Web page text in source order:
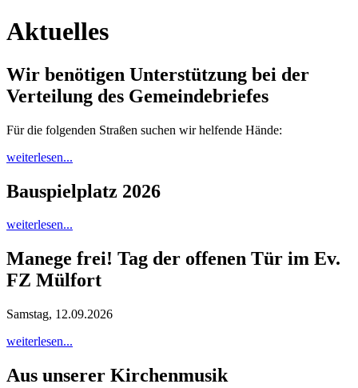
Aktuelles
Wir benötigen Unterstützung bei der
Verteilung des Gemeindebriefes
Für die folgenden Straßen suchen wir helfende Hände:
weiterlesen...
Bauspielplatz 2026
weiterlesen...
Manege frei! Tag der offenen Tür im Ev.
FZ Mülfort
Samstag, 12.09.2026
weiterlesen...
Aus unserer Kirchenmusik